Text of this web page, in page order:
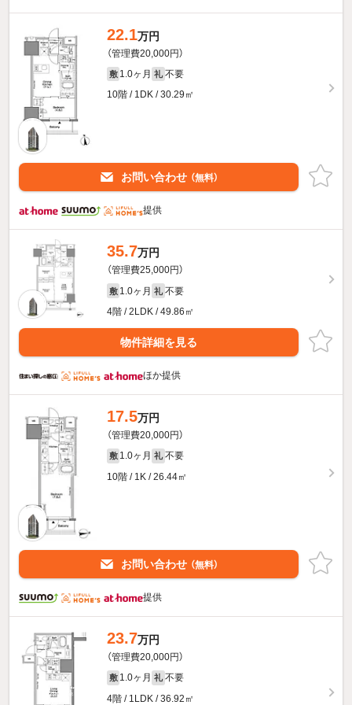
22.1万円
（管理費20,000円）
敷 1.0ヶ月 礼 不要
10階 / 1DK / 30.29㎡
お問い合わせ （無料）
提供
35.7万円
（管理費25,000円）
敷 1.0ヶ月 礼 不要
4階 / 2LDK / 49.86㎡
物件詳細を見る
ほか提供
17.5万円
（管理費20,000円）
敷 1.0ヶ月 礼 不要
10階 / 1K / 26.44㎡
お問い合わせ （無料）
提供
23.7万円
（管理費20,000円）
敷 1.0ヶ月 礼 不要
4階 / 1LDK / 36.92㎡